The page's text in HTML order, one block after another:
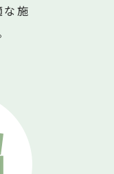
施